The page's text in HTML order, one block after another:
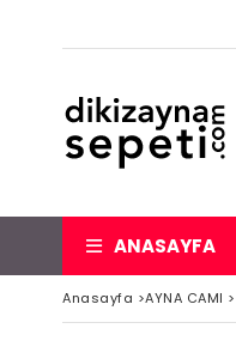
ANASAYFA
Anasayfa >AYNA CAMI >